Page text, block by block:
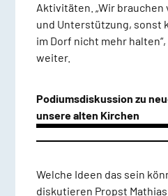
Aktivitäten. „Wir brauchen
und Unterstützung, sonst
im Dorf nicht mehr
weiter.
Podiumsdiskussion zu
unsere alten Kirchen
Welche Ideen das sein
diskutieren Propst